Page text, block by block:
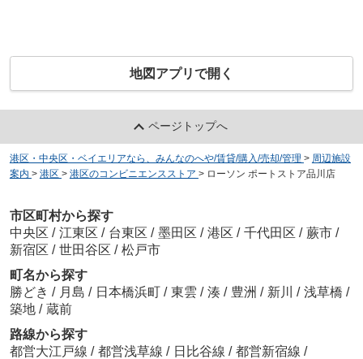
地図アプリで開く
ページトップへ
港区・中央区・ベイエリアなら、みんなのへや/賃貸/購入/売却/管理 > 周辺施設
案内 > 港区 > 港区のコンビニエンスストア > ローソン ポートストア品川店
市区町村から探す
中央区 / 江東区 / 台東区 / 墨田区 / 港区 / 千代田区 / 蕨市 /
新宿区 / 世田谷区 / 松戸市
町名から探す
勝どき / 月島 / 日本橋浜町 / 東雲 / 湊 / 豊洲 / 新川 / 浅草橋 /
築地 / 蔵前
路線から探す
都営大江戸線 / 都営浅草線 / 日比谷線 / 都営新宿線 /